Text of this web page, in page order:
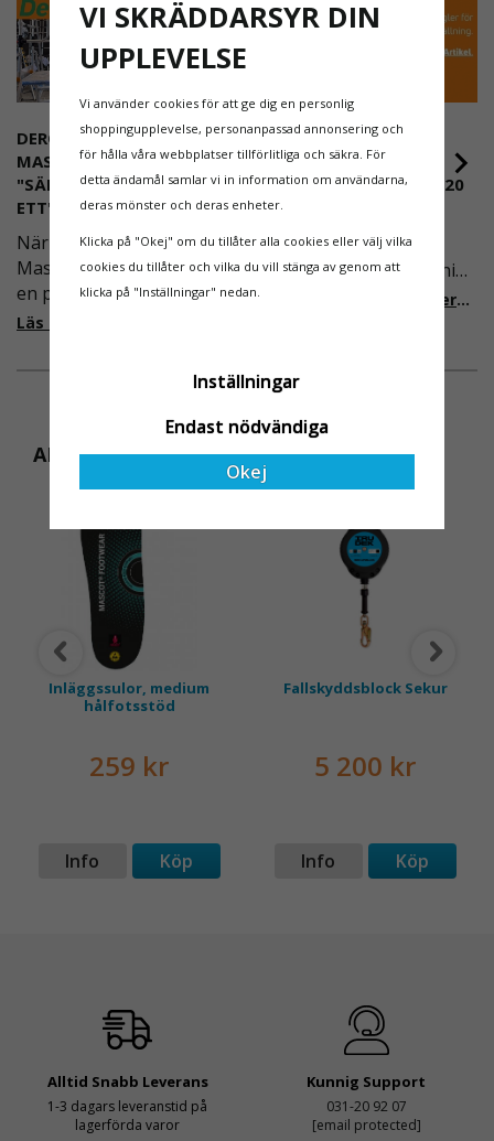
DEROME
MASKINUTHYRNING -
"SÄKERHET ÄR ALLTID PRIO
ETT"
När Derome
Maskinuthyrning behövde
en pålitlig partner inom
fallskydd och
valet på
Ställningsprodukter.se.
Med daglig verksamhet på
hög höjd är det avgörande
med en leverantör som
NYA REGLER FÖR
RULLSTÄLLNING -
AFS2023:9 & EN1004:2020
högst osannolikt så är
våra regler för rullställning
i Sverige slappare än de
ändring på. Från och med
2025 träder nya
föreskrifter i kraft i
rullställningar, med s
Läs mer om de nya reglerna!
ANDRA KÖPTE ÄVEN
Inläggssulor, medium
hålfotsstöd
259 kr
Info Köp
Fallskyddsblock Sekur
5 200 kr
Info Köp
Alltid Snabb Leverans
1-3 dagars leveranstid på
lagerförda varor
Kunnig Support
031-20 92 07
[email protected]
VI SKRÄDDARSYR DIN
UPPLEVELSE
Vi använder cookies för att ge dig en personlig
shoppingupplevelse, personanpassad annonsering och
för hålla våra webbplatser tillförlitliga och säkra. För
detta ändamål samlar vi in information om användarna,
deras mönster och deras enheter.
Klicka på "Okej" om du tillåter alla cookies eller välj vilka
cookies du tillåter och vilka du vill stänga av genom att
klicka på "Inställningar" nedan.
Inställningar
Endast nödvändiga
Okej